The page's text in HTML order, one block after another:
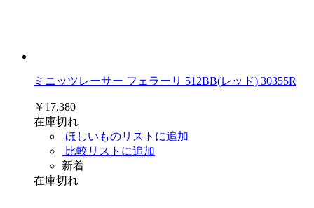
ミニッツレーサー フェラーリ 512BB(レッド) 30355R
￥17,380
在庫切れ
ほしいものリストに追加
比較リストに追加
新着
在庫切れ